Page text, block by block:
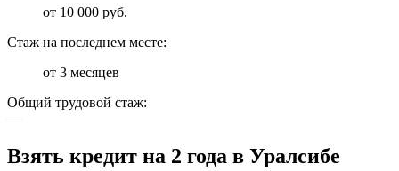
от 10 000 руб.
Стаж на последнем месте:
от 3 месяцев
Общий трудовой стаж:
—
Взять кредит на 2 года в Уралсибе